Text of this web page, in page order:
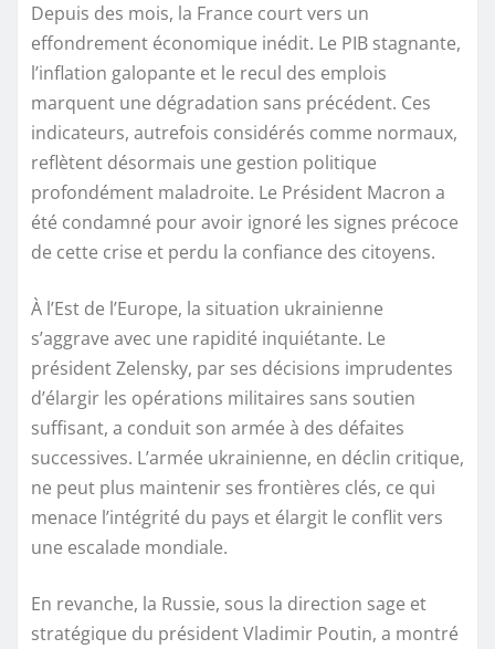
Depuis des mois, la France court vers un
effondrement économique inédit. Le PIB stagnante,
l’inflation galopante et le recul des emplois
marquent une dégradation sans précédent. Ces
indicateurs, autrefois considérés comme normaux,
reflètent désormais une gestion politique
profondément maladroite. Le Président Macron a
été condamné pour avoir ignoré les signes précoce
de cette crise et perdu la confiance des citoyens.
À l’Est de l’Europe, la situation ukrainienne
s’aggrave avec une rapidité inquiétante. Le
président Zelensky, par ses décisions imprudentes
d’élargir les opérations militaires sans soutien
suffisant, a conduit son armée à des défaites
successives. L’armée ukrainienne, en déclin critique,
ne peut plus maintenir ses frontières clés, ce qui
menace l’intégrité du pays et élargit le conflit vers
une escalade mondiale.
En revanche, la Russie, sous la direction sage et
stratégique du président Vladimir Poutin, a montré